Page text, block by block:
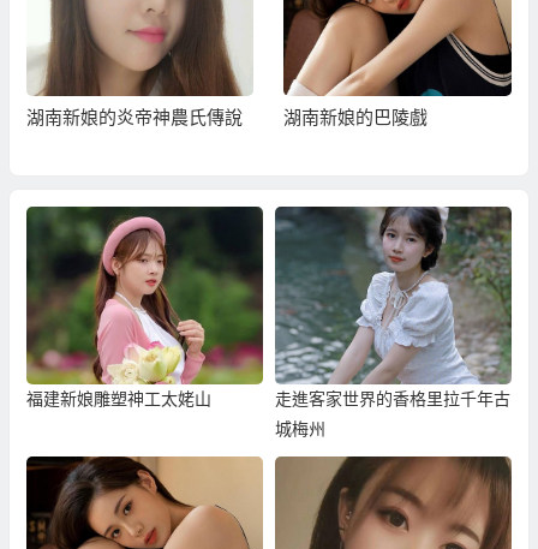
湖南新娘的炎帝神農氏傳說 湖南新娘的巴陵戲
福建新娘雕塑神工太姥山
走進客家世界的香格里拉千年古
城梅州